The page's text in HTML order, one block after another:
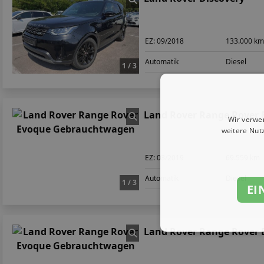
1 / 3
EZ:09/2018 133.000 km
Automatik Diesel
1 / 3
Land Rover Range Rover
EZ:03/2019
Automatik Diesel
Land Rover Range Rover
Wir
weitere